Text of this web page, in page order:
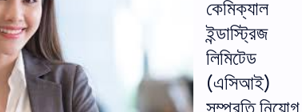
কেমিক্যাল
ইন্ডাস্ট্রিজ
লিমিটেড
(এসিআই)